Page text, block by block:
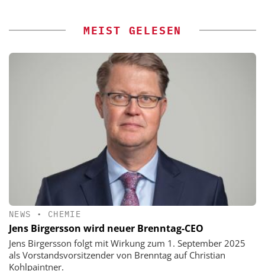
MEIST GELESEN
NEWS • CHEMIE
Jens Birgersson wird neuer Brenntag-CEO
Jens Birgersson folgt mit Wirkung zum 1. September 2025
als Vorstandsvorsitzender von Brenntag auf Christian
Kohlpaintner.